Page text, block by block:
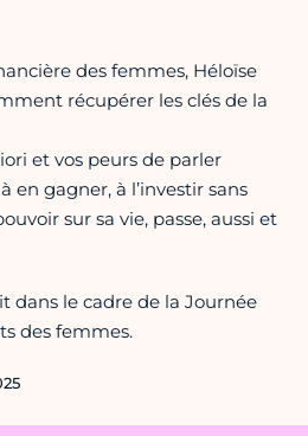
des femmes, Héloïse
récupérer les clés de la
et vos peurs de parler
en gagner, à l’investir sans
sur sa vie, passe, aussi et
dans le cadre de la Journée
des femmes.